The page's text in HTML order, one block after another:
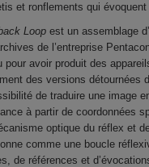
et ronflements qui évoquent
Loop est un assemblage
de l’entreprise
pour avoir produit des
des versions détournées
de traduire une image
à partir de coordonnées
optique du réflex et
comme une boucle
de références et